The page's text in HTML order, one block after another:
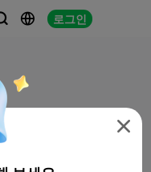
 로그인
